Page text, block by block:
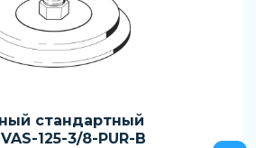
стандартный
125-3/8-PUR-B